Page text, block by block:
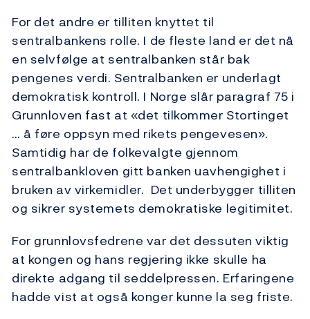
For det andre er tilliten knyttet til
sentralbankens rolle. I de fleste land er det nå
en selvfølge at sentralbanken står bak
pengenes verdi. Sentralbanken er underlagt
demokratisk kontroll. I Norge slår paragraf 75 i
Grunnloven fast at «det tilkommer Stortinget
… å føre oppsyn med rikets pengevesen».
Samtidig har de folkevalgte gjennom
sentralbankloven gitt banken uavhengighet i
bruken av virkemidler. Det underbygger tilliten
og sikrer systemets demokratiske legitimitet.
For grunnlovsfedrene var det dessuten viktig
at kongen og hans regjering ikke skulle ha
direkte adgang til seddelpressen. Erfaringene
hadde vist at også konger kunne la seg friste.